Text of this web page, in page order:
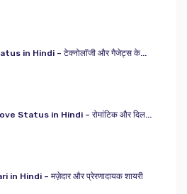
in Hindi – टेक्नोलॉजी और गैजेट्स के...
Status in Hindi – रोमांटिक और दिल...
Hindi – मज़ेदार और प्रेरणादायक शायरी